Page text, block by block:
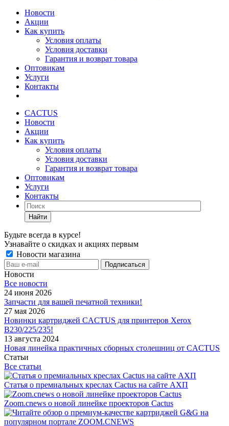
Новости
Акции
Как купить
Условия оплаты
Условия доставки
Гарантия и возврат товара
Оптовикам
Услуги
Контакты
CACTUS
Новости
Акции
Как купить
Условия оплаты
Условия доставки
Гарантия и возврат товара
Оптовикам
Услуги
Контакты
Найти
Будьте всегда в курсе!
Узнавайте о скидках и акциях первым
Новости магазина
Новости
Все новости
24 июня 2026
Запчасти для вашей печатной техники!
27 мая 2026
Новинки картриджей CACTUS для принтеров Xerox
B230/225/235!
13 августа 2024
Новая линейка практичных сборных столешниц от CACTUS
Статьи
Все статьи
Статья о премиальных креслах Cactus на сайте АХП
Zoom.cnews о новой линейке проекторов Cactus